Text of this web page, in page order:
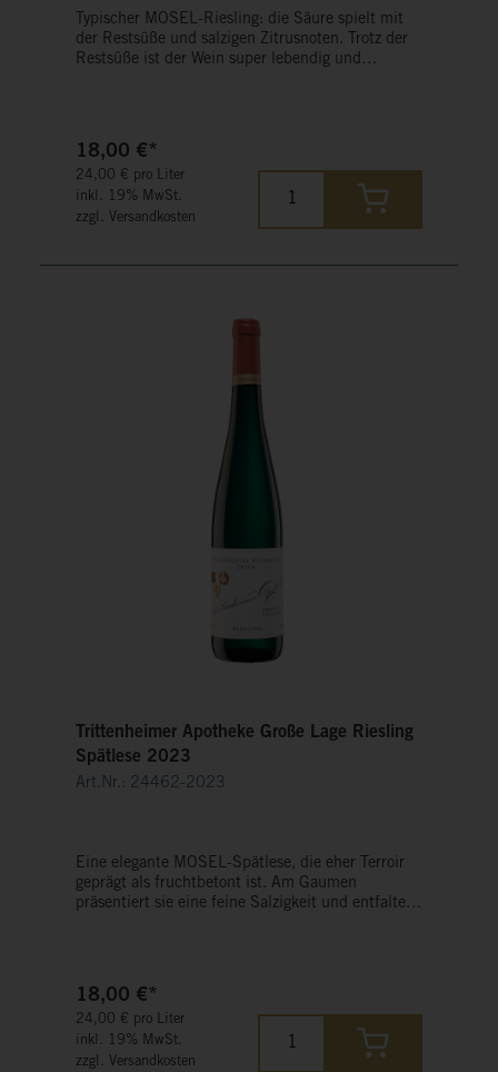
Typischer MOSEL-Riesling: die Säure spielt mit
der Restsüße und salzigen Zitrusnoten. Trotz der
Restsüße ist der Wein super lebendig und
18,00 €*
24,00 € pro Liter
inkl. 19% MwSt.
zzgl. Versandkosten
Trittenheimer Apotheke Große Lage Riesling
Spätlese 2023
Art.Nr.: 24462-2023
Eine elegante MOSEL-Spätlese, die eher Terroir
geprägt als fruchtbetont ist. Am Gaumen
präsentiert sie eine feine Salzigkeit und entfaltet
18,00 €*
24,00 € pro Liter
inkl. 19% MwSt.
zzgl. Versandkosten